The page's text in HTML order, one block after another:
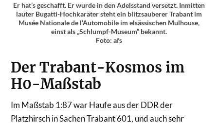
Er hat’s geschafft. Er wurde in den Adelsstand versetzt. Inmitten
lauter Bugatti-Hochkaräter steht ein blitzsauberer Trabant im
Musée Nationale de l’Automobile im elsässischen Mulhouse,
einst als „Schlumpf-Museum“ bekannt.
Foto: afs
Der Trabant-Kosmos im
H0-Maßstab
Im Maßstab 1:87 war Haufe aus der DDR der
Platzhirsch in Sachen Trabant 601, und auch sehr